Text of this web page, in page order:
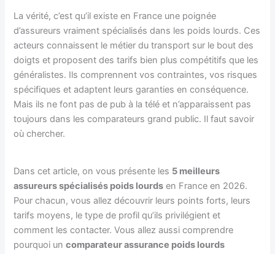
La vérité, c’est qu’il existe en France une poignée
d’assureurs vraiment spécialisés dans les poids lourds. Ces
acteurs connaissent le métier du transport sur le bout des
doigts et proposent des tarifs bien plus compétitifs que les
généralistes. Ils comprennent vos contraintes, vos risques
spécifiques et adaptent leurs garanties en conséquence.
Mais ils ne font pas de pub à la télé et n’apparaissent pas
toujours dans les comparateurs grand public. Il faut savoir
où chercher.
Dans cet article, on vous présente les 5 meilleurs
assureurs spécialisés poids lourds en France en 2026.
Pour chacun, vous allez découvrir leurs points forts, leurs
tarifs moyens, le type de profil qu’ils privilégient et
comment les contacter. Vous allez aussi comprendre
pourquoi uncomparateur assurance poids lourds